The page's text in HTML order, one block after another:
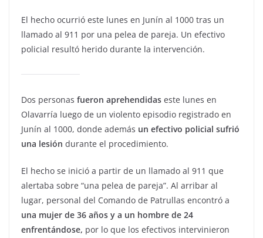
El hecho ocurrió este lunes en Junín al 1000 tras un
llamado al 911 por una pelea de pareja. Un efectivo
policial resultó herido durante la intervención.
Dos personas fueron aprehendidas este lunes en
Olavarría luego de un violento episodio registrado en
Junín al 1000, donde además un efectivo policial sufrió
una lesión durante el procedimiento.
El hecho se inició a partir de un llamado al 911 que
alertaba sobre “una pelea de pareja”. Al arribar al
lugar, personal del Comando de Patrullas encontró a
una mujer de 36 años y a un hombre de 24
enfrentándose, por lo que los efectivos intervinieron